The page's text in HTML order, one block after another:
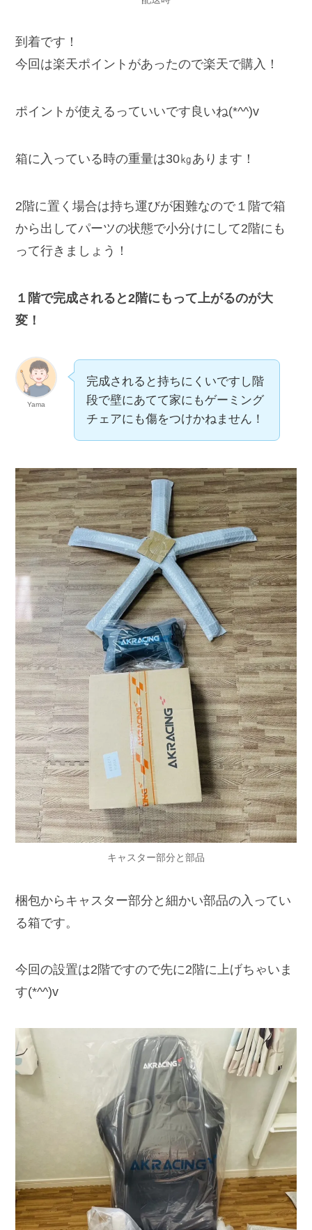
到着です！
今回は楽天ポイントがあったので楽天で購入！
ポイントが使えるっていいです良いね(*^^)v
箱に入っている時の重量は30㎏あります！
2階に置く場合は持ち運びが困難なので１階で箱
から出してパーツの状態で小分けにして2階にも
って行きましょう！
１階で完成されると2階にもって上がるのが大
変！
Yama
完成されると持ちにくいですし階
段で壁にあてて家にもゲーミング
チェアにも傷をつけかねません！
キャスター部分と部品
梱包からキャスター部分と細かい部品の入ってい
る箱です。
今回の設置は2階ですので先に2階に上げちゃいま
す(*^^)v